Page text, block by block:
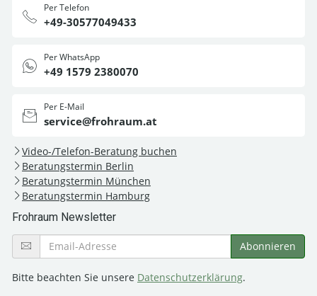
Per Telefon
+49-30577049433
Per WhatsApp
+49 1579 2380070
Per E-Mail
service@frohraum.at
Video-/Telefon-Beratung buchen
Beratungstermin Berlin
Beratungstermin München
Beratungstermin Hamburg
Frohraum Newsletter
Bitte beachten Sie unsere Datenschutzerklärung.